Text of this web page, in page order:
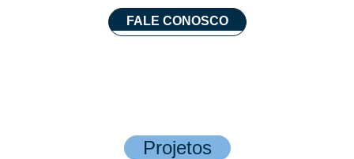
FALE CONOSCO
Projetos